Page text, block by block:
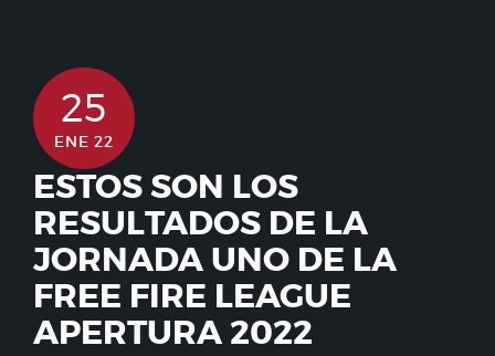
25
ENE 22
ESTOS SON LOS
RESULTADOS DE LA
JORNADA UNO DE LA
FREE FIRE LEAGUE
APERTURA 2022